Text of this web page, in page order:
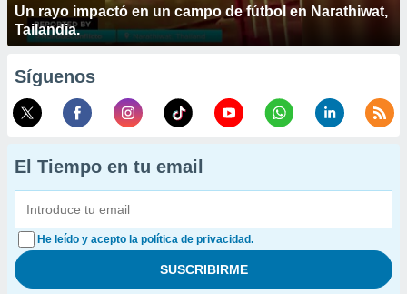
Un rayo impactó en un campo de fútbol en Narathiwat,
Tailandia.
Síguenos
El Tiempo en tu email
He leído y acepto la política de privacidad.